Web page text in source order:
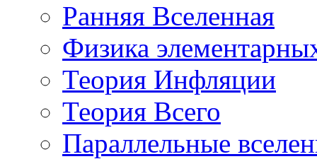
Ранняя Вселенная
Физика
Теория Инфляции
Теория Всего
Параллельные